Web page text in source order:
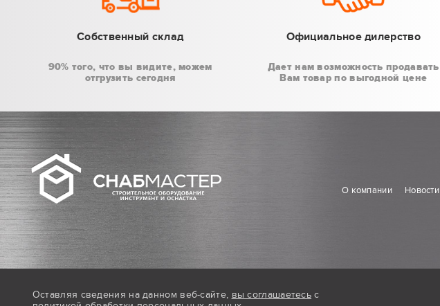
Собственный склад
90% того, что вы видите, можем
отгрузить сегодня
Официальное дилерство
Дает нам возможность продавать
Вам товар по выгодной цене
О компании Новости
Оставляя сведения на данном веб-сайте, вы соглашаетесь с